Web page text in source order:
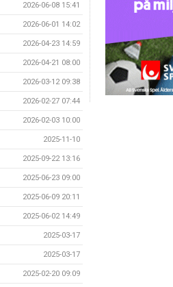
2026-06-08 15:41
2026-06-01 14:02
2026-04-23 14:59
2026-04-21 08:00
2026-03-12 09:38
2026-02-27 07:44
2026-02-03 10:00
2025-11-10
2025-09-22 13:16
2025-06-23 09:00
2025-06-09 20:11
2025-06-02 14:49
2025-03-17
2025-03-17
2025-02-20 09:09